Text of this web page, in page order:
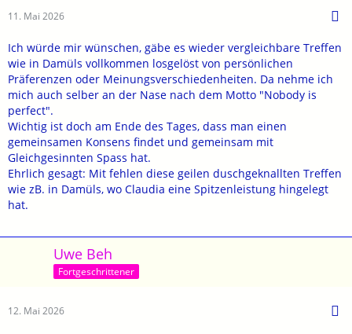
11. Mai 2026
Ich würde mir wünschen, gäbe es wieder vergleichbare Treffen
wie in Damüls vollkommen losgelöst von persönlichen
Präferenzen oder Meinungsverschiedenheiten. Da nehme ich
mich auch selber an der Nase nach dem Motto "Nobody is
perfect".
Wichtig ist doch am Ende des Tages, dass man einen
gemeinsamen Konsens findet und gemeinsam mit
Gleichgesinnten Spass hat.
Ehrlich gesagt: Mit fehlen diese geilen duschgeknallten Treffen
wie zB. in Damüls, wo Claudia eine Spitzenleistung hingelegt
hat.
Uwe Beh
Fortgeschrittener
12. Mai 2026